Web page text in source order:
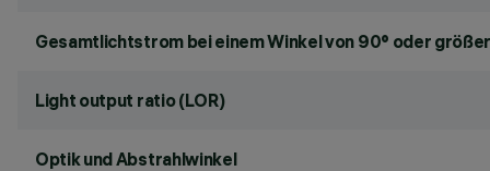
Gesamtlichtstrom bei einem Winkel von 90° oder
Light output ratio (LOR)
Optik und Abstrahlwinkel